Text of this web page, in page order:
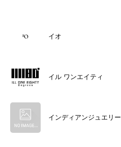
イオ
イル ワンエイティ
インディアンジュエリー